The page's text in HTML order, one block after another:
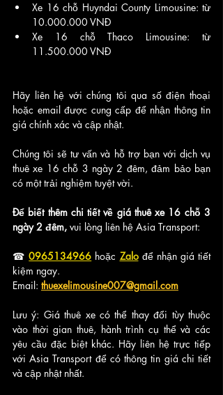
Xe 16 chỗ Huyndai County Limousine: từ
10.000.000 VNĐ
Xe 16 chỗ Thaco Limousine: từ
11.500.000 VNĐ
Hãy liên hệ với chúng tôi qua số điện thoại
hoặc email được cung cấp để nhận thông tin
giá chính xác và cập nhật.
Chúng tôi sẽ tư vấn và hỗ trợ bạn với dịch vụ
thuê xe 16 chỗ 3 ngày 2 đêm, đảm bảo bạn
có một trải nghiệm tuyệt vời.
Để biết thêm chi tiết về giá thuê xe 16 chỗ 3
ngày 2 đêm, vui lòng liên hệ Asia Transport:
☎ 0965134966 hoặc Zalo để nhận giá tiết
kiệm ngay.
Email: thuexelimousine007@gmail.com
Lưu ý: Giá thuê xe có thể thay đổi tùy thuộc
vào thời gian thuê, hành trình cụ thể và các
yêu cầu đặc biệt khác. Hãy liên hệ trực tiếp
với Asia Transport để có thông tin giá chi tiết
và cập nhật nhất.